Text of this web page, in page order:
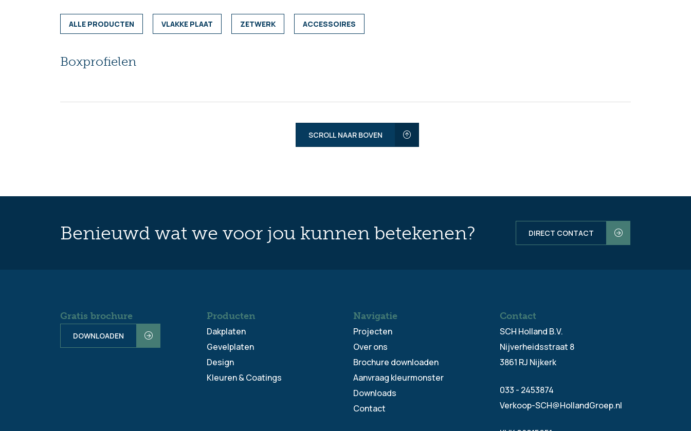
ALLE PRODUCTEN VLAKKE PLAAT ZETWERK ACCESSOIRES
Boxprofielen
SCROLL NAAR BOVEN
Benieuwd wat we voor jou kunnen betekenen? DIRECT CONTACT
Gratis brochure
DOWNLOADEN
Producten
Dakplaten
Gevelplaten
Design
Kleuren & Coatings
Navigatie
Projecten
Over ons
Brochure downloaden
Aanvraag kleurmonster
Downloads
Contact
Contact
SCH Holland B.V.
Nijverheidsstraat 8
3861 RJ Nijkerk
033 - 2453874
Verkoop-SCH@HollandGroep.nl